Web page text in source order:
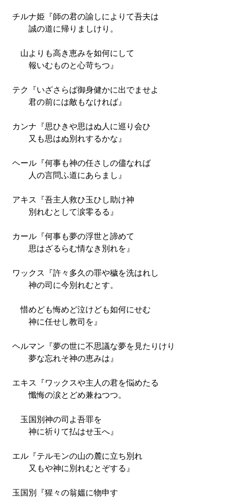
チルナ姫『師の君の諭しによりて吾夫は
誠の道に帰りましけり。
山よりも高き恵みを如何にして
報いむものと心苛ちつ』
テク『いざさらば御身健かに出でませよ
君の前には敵もなければ』
カンナ『思ひきや思はぬ人に巡り会ひ
又も思はぬ別れするかな』
ヘール『何事も神の任さしの儘なれば
人の言問ふ道にあらまし』
アキス『吾主人救ひ玉ひし助け神
別れむとして涙零るる』
カール『何事も夢の浮世と諦めて
思はざるらむ情なき別れを』
ワックス『許々多久の罪や穢を洗はれし
神の司に今別れむとす。
惜めども悔めど泣けども如何にせむ
神に任せし教司を』
ヘルマン『夢の世に不思議な夢を見たりけり
夢な忘れそ神の恵みは』
エキス『ワックスや主人の君を悩めたる
懺悔の涙とどめ兼ねつつ。
玉国別神の司よ吾罪を
神に祈りて払はせ玉へ』
エル『テルモンの山の麓に立ち別れ
又もや神に別れむとぞする』
玉国別『猩々の翁媼に物申す